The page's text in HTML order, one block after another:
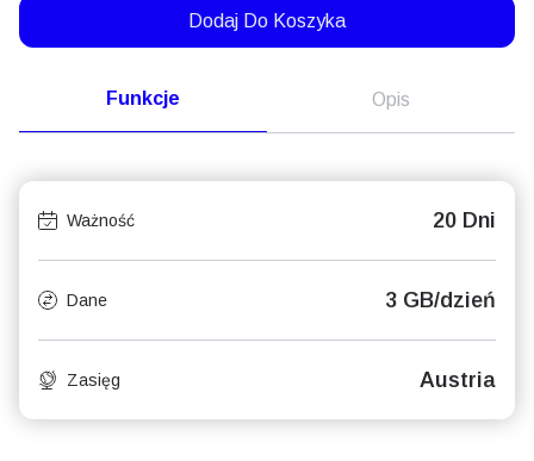
Dodaj Do Koszyka
Funkcje Opis
Ważność 20 Dni
Dane 3 GB/dzień
Zasięg Austria